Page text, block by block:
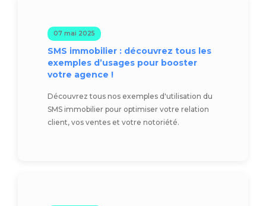
07 mai 2025
SMS immobilier : découvrez tous les
exemples d’usages pour booster
votre agence !
Découvrez tous nos exemples d'utilisation du
SMS immobilier pour optimiser votre relation
client, vos ventes et votre notoriété.